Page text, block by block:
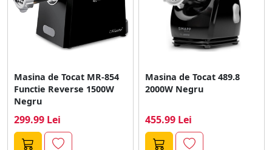
Masina de Tocat MR-854
Functie Reverse 1500W
Negru
299.99 Lei
Masina de Tocat 489.8
2000W Negru
455.99 Lei